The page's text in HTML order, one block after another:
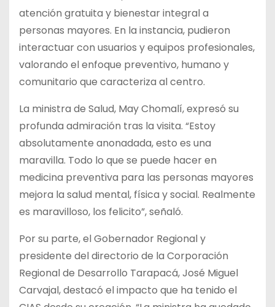
atención gratuita y bienestar integral a
personas mayores. En la instancia, pudieron
interactuar con usuarios y equipos profesionales,
valorando el enfoque preventivo, humano y
comunitario que caracteriza al centro.
La ministra de Salud, May Chomalí, expresó su
profunda admiración tras la visita. “Estoy
absolutamente anonadada, esto es una
maravilla. Todo lo que se puede hacer en
medicina preventiva para las personas mayores
mejora la salud mental, física y social. Realmente
es maravilloso, los felicito”, señaló.
Por su parte, el Gobernador Regional y
presidente del directorio de la Corporación
Regional de Desarrollo Tarapacá, José Miguel
Carvajal, destacó el impacto que ha tenido el